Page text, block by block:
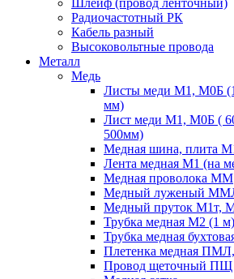
Шлейф (провод ленточный)
Радиочастотный РК
Кабель разный
Высоковольтные провода
Металл
Медь
Листы меди М1, М0Б
мм)
Лист меди М1, М0Б (
500мм)
Медная шина, плита
Лента медная М1 (на
Медная проволока ММ
Медный луженый
Медный пруток М1т,
Трубка медная М2 (1 м)
Трубка медная
Плетенка медная
Провод щеточный ПЩ